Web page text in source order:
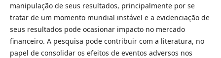
manipulação de seus resultados, principalmente por se
tratar de um momento mundial instável e a evidenciação de
seus resultados pode ocasionar impacto no mercado
financeiro. A pesquisa pode contribuir com a literatura, no
papel de consolidar os efeitos de eventos adversos nos